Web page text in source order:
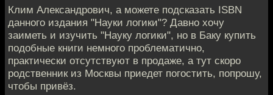
Клим Александрович, а можете подсказать ISBN
данного издания "Науки логики"? Давно хочу
заиметь и изучить "Науку логики", но в Баку купить
подобные книги немного проблематично,
практически отсутствуют в продаже, а тут скоро
родственник из Москвы приедет погостить, попрошу,
чтобы привёз.